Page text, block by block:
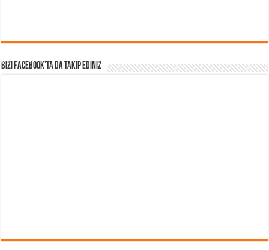
Bizi Facebook’ta da takip Ediniz